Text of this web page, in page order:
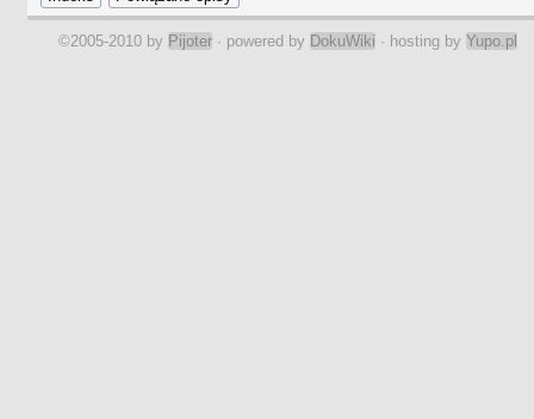
©2005-2010 by Pijoter · powered by DokuWiki · hosting by Yupo.pl